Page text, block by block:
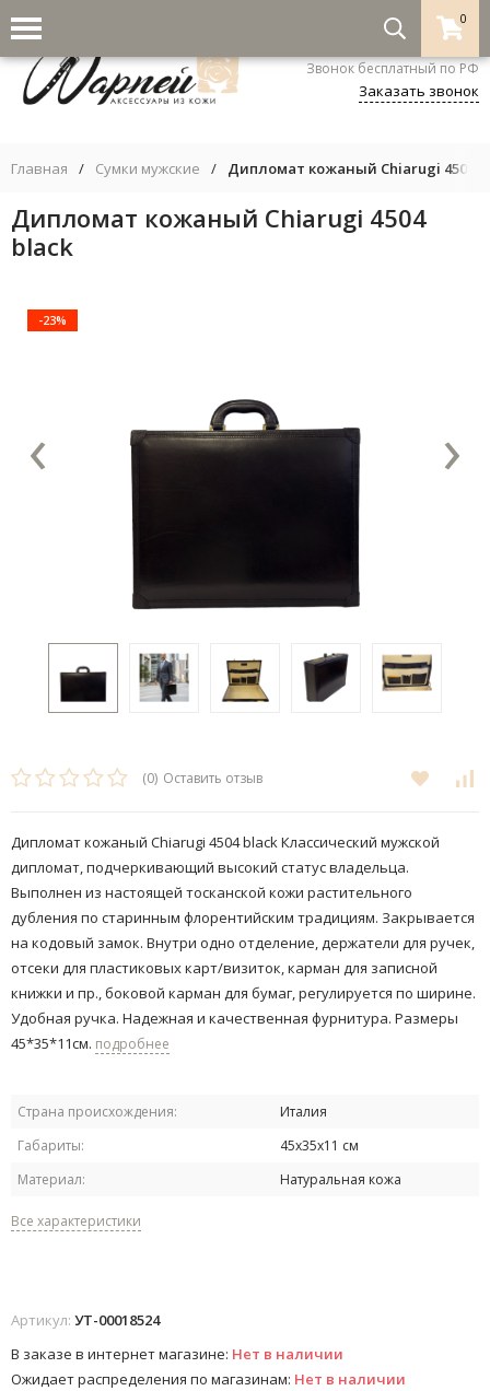
0
8-800-333-5530
Звонок бесплатный по РФ
Заказать звонок
Главная / Сумки мужские / Дипломат кожаный Chiarugi 4504
Дипломат кожаный Chiarugi 4504
black
-23%
‹ ›
(0) Оставить отзыв
Дипломат кожаный Chiarugi 4504 black Классический мужской
дипломат, подчеркивающий высокий статус владельца.
Выполнен из настоящей тосканской кожи растительного
дубления по старинным флорентийским традициям. Закрывается
на кодовый замок. Внутри одно отделение, держатели для ручек,
отсеки для пластиковых карт/визиток, карман для записной
книжки и пр., боковой карман для бумаг, регулируется по ширине.
Удобная ручка. Надежная и качественная фурнитура. Размеры
45*35*11см. подробнее
Страна происхождения:
Италия
Габариты:
45х35х11 см
Материал:
Натуральная кожа
Все характеристики
Артикул: УТ-00018524
В заказе в интернет магазине: Нет в наличии
Ожидает распределения по магазинам: Нет в наличии